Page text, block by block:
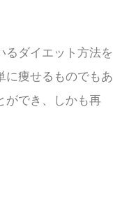
るダイエット方法を
に痩せるものでもあ
ができ、しかも再